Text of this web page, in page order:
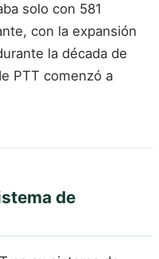
solo con 581
con la expansión
la década de
PTT comenzó a
de